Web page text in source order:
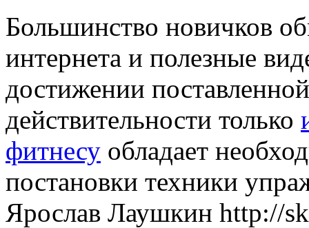
Большинство новичков
интернета и полезные
достижении
действительности только
фитнесу обладает
постановки техники
Ярослав Лаушкин http://